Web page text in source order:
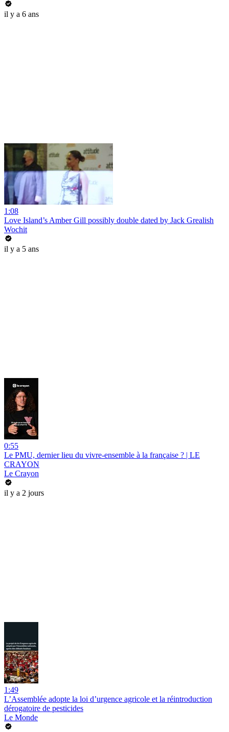
il y a 6 ans
1:08
Love Island’s Amber Gill possibly double dated by Jack Grealish
Wochit
il y a 5 ans
0:55
Le PMU, dernier lieu du vivre-ensemble à la française ? | LE
CRAYON
Le Crayon
il y a 2 jours
1:49
L’Assemblée adopte la loi d’urgence agricole et la réintroduction
dérogatoire de pesticides
Le Monde